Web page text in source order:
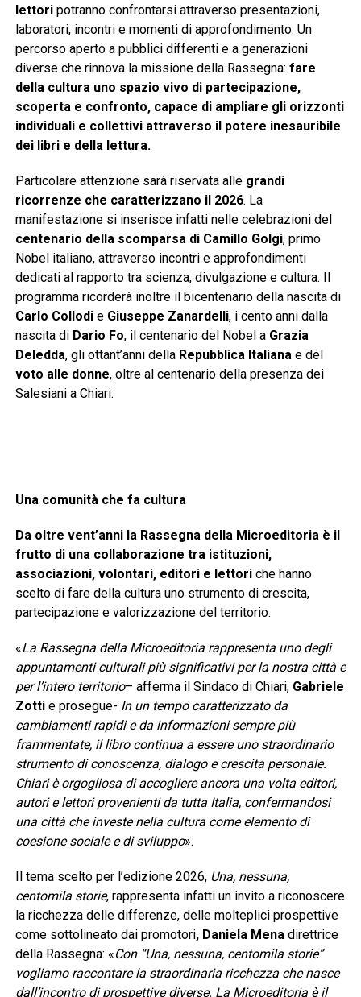
lettori potranno confrontarsi attraverso presentazioni,
laboratori, incontri e momenti di approfondimento. Un
percorso aperto a pubblici differenti e a generazioni
diverse che rinnova la missione della Rassegna: fare
della cultura uno spazio vivo di partecipazione,
scoperta e confronto, capace di ampliare gli orizzonti
individuali e collettivi attraverso il potere inesauribile
dei libri e della lettura.
Particolare attenzione sarà riservata alle grandi
ricorrenze che caratterizzano il 2026. La
manifestazione si inserisce infatti nelle celebrazioni del
centenario della scomparsa di Camillo Golgi, primo
Nobel italiano, attraverso incontri e approfondimenti
dedicati al rapporto tra scienza, divulgazione e cultura. Il
programma ricorderà inoltre il bicentenario della nascita di
Carlo Collodie Giuseppe Zanardelli, i cento anni dalla
nascita di Dario Fo, il centenario del Nobel a Grazia
Deledda, gli ottant’anni della Repubblica Italianae del
voto alle donne, oltre al centenario della presenza dei
Salesiani a Chiari.
Una comunità che fa cultura
Da oltre vent’anni la Rassegna della Microeditoria è il
frutto di una collaborazione tra istituzioni,
associazioni, volontari, editori e lettoriche hanno
scelto di fare della cultura uno strumento di crescita,
partecipazione e valorizzazione del territorio.
«La Rassegna della Microeditoria rappresenta uno degli
appuntamenti culturali più significativi per la nostra città e
per l’intero territorio– afferma il Sindaco di Chiari, Gabriele
Zotti e prosegue- In un tempo caratterizzato da
cambiamenti rapidi e da informazioni sempre più
frammentate, il libro continua a essere uno straordinario
strumento di conoscenza, dialogo e crescita personale.
Chiari è orgogliosa di accogliere ancora una volta editori,
autori e lettori provenienti da tutta Italia, confermandosi
una città che investe nella cultura come elemento di
coesione sociale e di sviluppo».
Il tema scelto per l’edizione 2026, Una, nessuna,
centomila storie, rappresenta infatti un invito a riconoscere
la ricchezza delle differenze, delle molteplici prospettive
come sottolineato dai promotori, Daniela Menadirettrice
della Rassegna: «Con “Una, nessuna, centomila storie”
vogliamo raccontare la straordinaria ricchezza che nasce
dall’incontro di prospettive diverse. La Microeditoria è il